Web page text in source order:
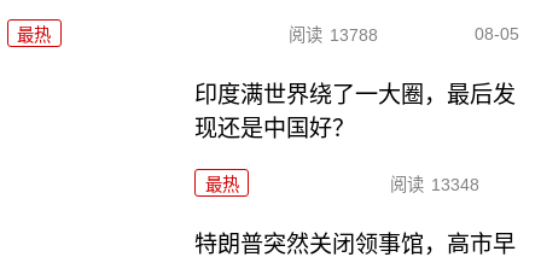
最热 阅读 13788 08-05
印度满世界绕了一大圈，最后发
现还是中国好？
最热 阅读 13348
特朗普突然关闭领事馆，高市早